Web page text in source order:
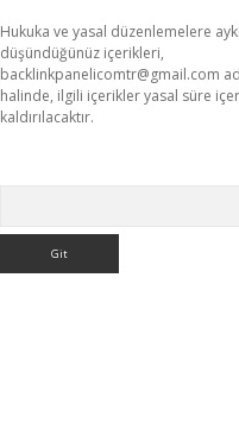
Hukuka ve yasal düzenlemelere
düşündüğünüz içerikleri,
backlinkpanelicomtr@gmail.com
halinde, ilgili içerikler yasal süre
kaldırılacaktır.